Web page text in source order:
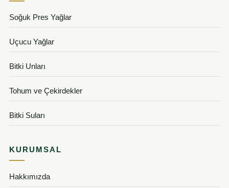
Soğuk Pres Yağlar
Uçucu Yağlar
Bitki Unları
Tohum ve Çekirdekler
Bitki Suları
KURUMSAL
Hakkımızda